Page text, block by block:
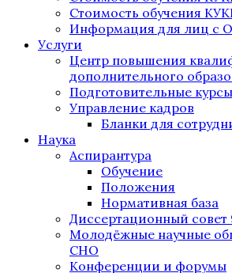
Стоимость обучения
Информация для лиц с
Услуги
Центр повышения
дополнительного
Подготовительные курсы
Управление кадров
Бланки для
Наука
Аспирантура
Обучение
Положения
Нормативная база
Диссертационный совет
Молодёжные научные
СНО
Конференции и форумы